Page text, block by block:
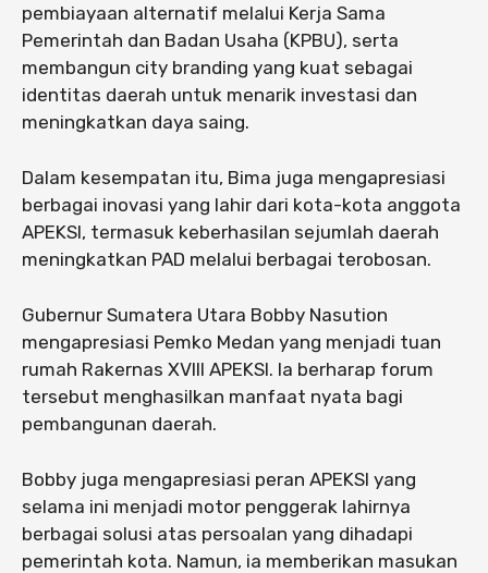
pembiayaan alternatif melalui Kerja Sama
Pemerintah dan Badan Usaha (KPBU), serta
membangun city branding yang kuat sebagai
identitas daerah untuk menarik investasi dan
meningkatkan daya saing.
Dalam kesempatan itu, Bima juga mengapresiasi
berbagai inovasi yang lahir dari kota-kota anggota
APEKSI, termasuk keberhasilan sejumlah daerah
meningkatkan PAD melalui berbagai terobosan.
Gubernur Sumatera Utara Bobby Nasution
mengapresiasi Pemko Medan yang menjadi tuan
rumah Rakernas XVIII APEKSI. Ia berharap forum
tersebut menghasilkan manfaat nyata bagi
pembangunan daerah.
Bobby juga mengapresiasi peran APEKSI yang
selama ini menjadi motor penggerak lahirnya
berbagai solusi atas persoalan yang dihadapi
pemerintah kota. Namun, ia memberikan masukan